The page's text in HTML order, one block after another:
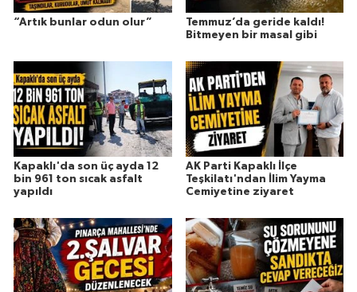
“Artık bunlar odun olur”
Temmuz’da geride kaldı!
Bitmeyen bir masal gibi
Kapaklı'da son üç ayda 12
bin 961 ton sıcak asfalt
yapıldı
AK Parti Kapaklı İlçe
Teşkilatı'ndan İlim Yayma
Cemiyetine ziyaret